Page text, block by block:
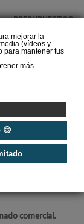
mejorar la
(vídeos y
para mantener tus
más
😊
PRESUPUESTOS
Comercial
comercial.